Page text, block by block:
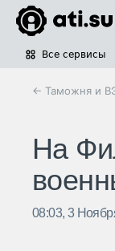
Все сервисы
← Таможня и
На
08:03, 3